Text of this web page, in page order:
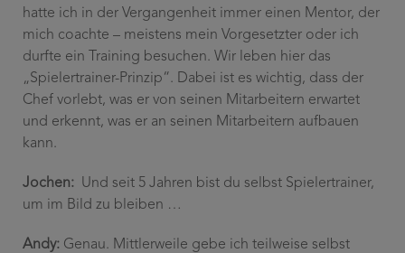
hatte ich in der Vergangenheit immer einen Mentor, der
mich coachte – meistens mein Vorgesetzter oder ich
durfte ein Training besuchen. Wir leben hier das
„Spielertrainer-Prinzip“. Dabei ist es wichtig, dass der
Chef vorlebt, was er von seinen Mitarbeitern erwartet
und erkennt, was er an seinen Mitarbeitern aufbauen
kann.
Jochen: Und seit 5 Jahren bist du selbst Spielertrainer,
um im Bild zu bleiben …
Andy: Genau. Mittlerweile gebe ich teilweise selbst